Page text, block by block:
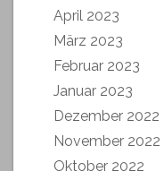
April 2023
März 2023
Februar 2023
Januar 2023
Dezember 2022
November 2022
Oktober 2022